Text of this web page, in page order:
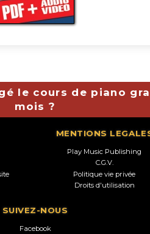
le cours de piano
mois ?
MENTIONS
Play Music Publishing
C.G.V.
Politique vie privée
Droits d'utilisation
SUIVEZ-NOUS
Facebook